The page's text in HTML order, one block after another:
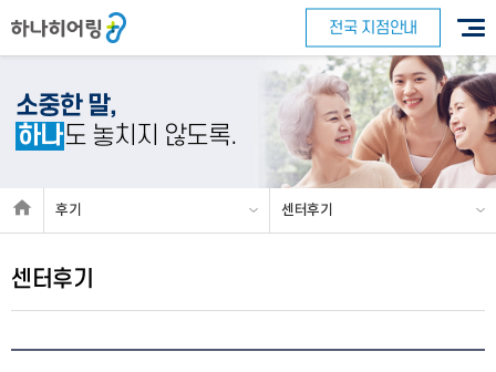
전국 지점안내
소중한 말,
하나도 놓치지 않도록.
후기 센터후기
센터후기